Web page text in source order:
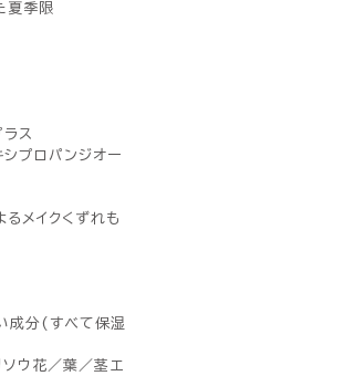
夏季限
ス
プロパンジオー
メイクくずれも
成分(すべて保湿
ソウ花／葉／茎エ